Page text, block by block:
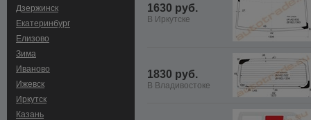
Дзержинск
Екатеринбург
Елизово
Зима
Иваново
Ижевск
Иркутск
Казань
1630 руб.
В Иркутске
1830 руб.
В Владивостоке